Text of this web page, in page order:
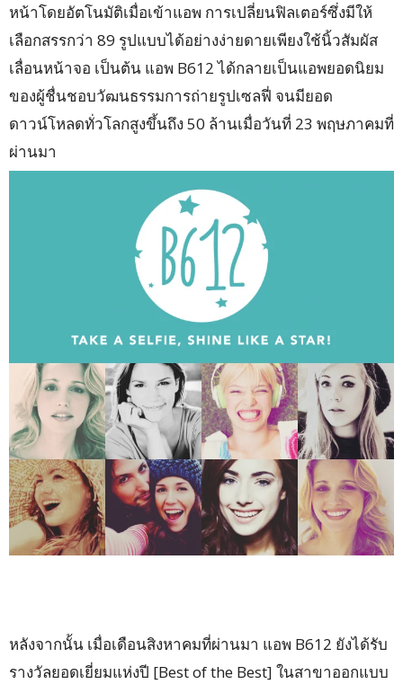
หน้าโดยอัตโนมัติเมื่อเข้าแอพ การเปลี่ยนฟิลเตอร์ซึ่งมีให้
เลือกสรรกว่า 89 รูปแบบได้อย่างง่ายดายเพียงใช้นิ้วสัมผัส
เลื่อนหน้าจอ เป็นต้น แอพ B612 ได้กลายเป็นแอพยอดนิยม
ของผู้ชื่นชอบวัฒนธรรมการถ่ายรูปเซลฟี่ จนมียอด
ดาวน์โหลดทั่วโลกสูงขึ้นถึง 50 ล้านเมื่อวันที่ 23 พฤษภาคมที่
ผ่านมา
หลังจากนั้น เมื่อเดือนสิงหาคมที่ผ่านมา แอพ B612 ยังได้รับ
รางวัลยอดเยี่ยมแห่งปี [Best of the Best] ในสาขาออกแบบ